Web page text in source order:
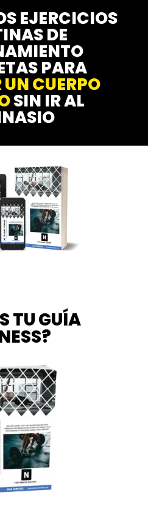
EJERCICIOS
DE
PARA
UN CUERPO
SIN IR AL
TU GUÍA